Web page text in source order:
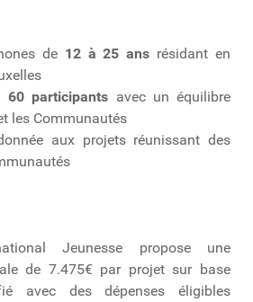
de 12 à 25 ans résidant en
60 participants avec un équilibre
les Communautés
aux projets réunissant des
Jeunesse propose une
de 7.475€ par projet sur base
avec des dépenses éligibles